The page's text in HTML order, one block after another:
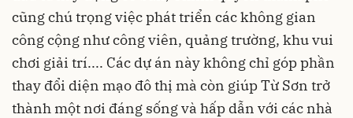
cũng chú trọng việc phát triển các không gian
công cộng như công viên, quảng trường, khu vui
chơi giải trí.... Các dự án này không chỉ góp phần
thay đổi diện mạo đô thị mà còn giúp Từ Sơn trở
thành một nơi đáng sống và hấp dẫn với các nhà